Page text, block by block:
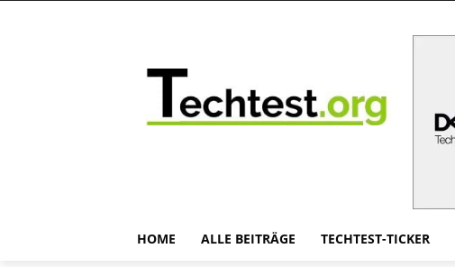
HOME ALLE BEITRÄGE TECHTEST-TICKER